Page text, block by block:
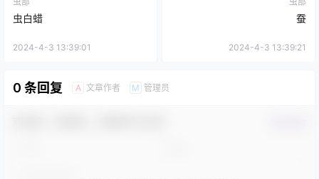
虫白蜡
2024-4-3 13:39:01
蚕
2024-4-3 13:39:21
0 条回复 A 文章作者 M 管理员